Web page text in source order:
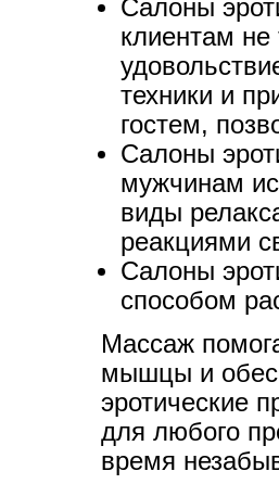
Салоны
клиентам
техники и
гостем,
Салоны
мужчинам
виды
реакциями
Салоны
способом
Массаж
мышцы и
эротические
для любого
время